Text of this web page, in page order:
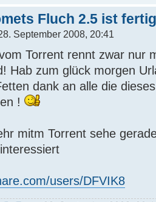
Fluch 2.5 ist fertig
September 2008, 20:41
Torrent rennt zwar nur
Hab zum glück morgen
dank an alle die
!
mitm Torrent sehe
users/DFVIK8